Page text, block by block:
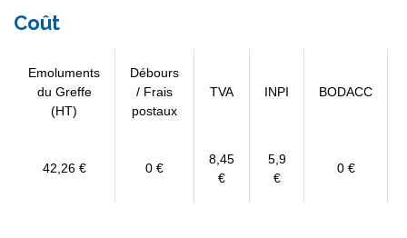
Coût
Emoluments
du Greffe
(HT)
Débours
/ Frais
postaux
TVA INPI BODACC
42,26 € 0 €
8,45
€
5,9
€
0 €